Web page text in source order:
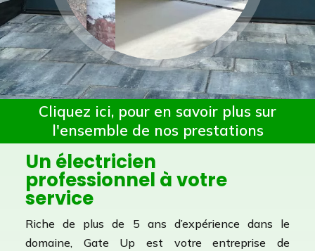
Cliquez ici, pour en savoir plus sur
l'ensemble de nos prestations
Un électricien
professionnel à votre
service
Riche de plus de 5 ans d’expérience dans le
domaine, Gate Up est votre entreprise de